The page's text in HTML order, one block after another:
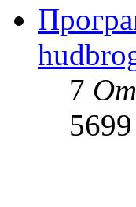
7
5699